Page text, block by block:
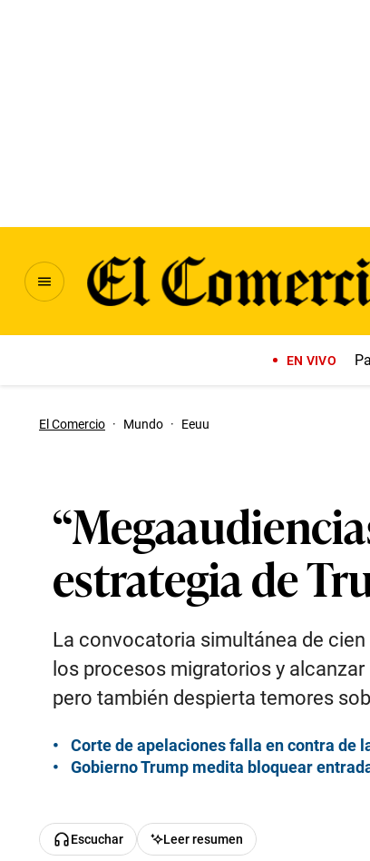
EN VIVO
El Comercio · Mundo · Eeuu
estrategia de
La convocatoria simultánea de
los procesos migratorios y
pero también despierta temores
Corte de apelaciones falla en contra de
Gobierno Trump medita bloquear
Escuchar Leer resumen